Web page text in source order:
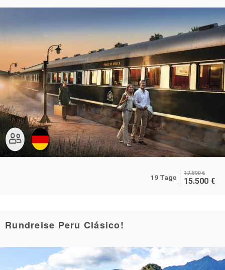
19 Tage
17.800 €
15.500 €
Rundreise Peru Clásico!